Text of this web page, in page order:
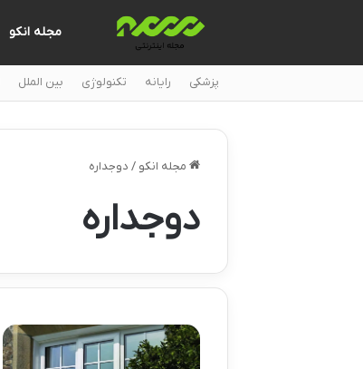
مجله انکو
پزشکی رایانه تکنولوژی بین الملل
مجله انکو / دوجداره
دوجداره